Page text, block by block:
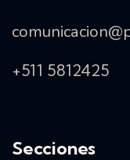
+511 5812425
Secciones